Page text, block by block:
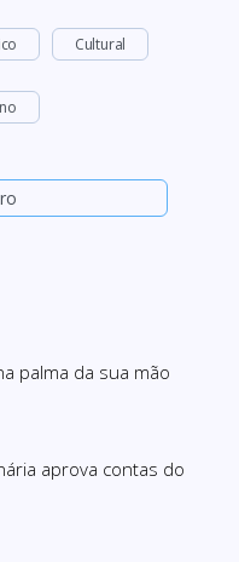
Cultural
palma da sua mão
aprova contas do